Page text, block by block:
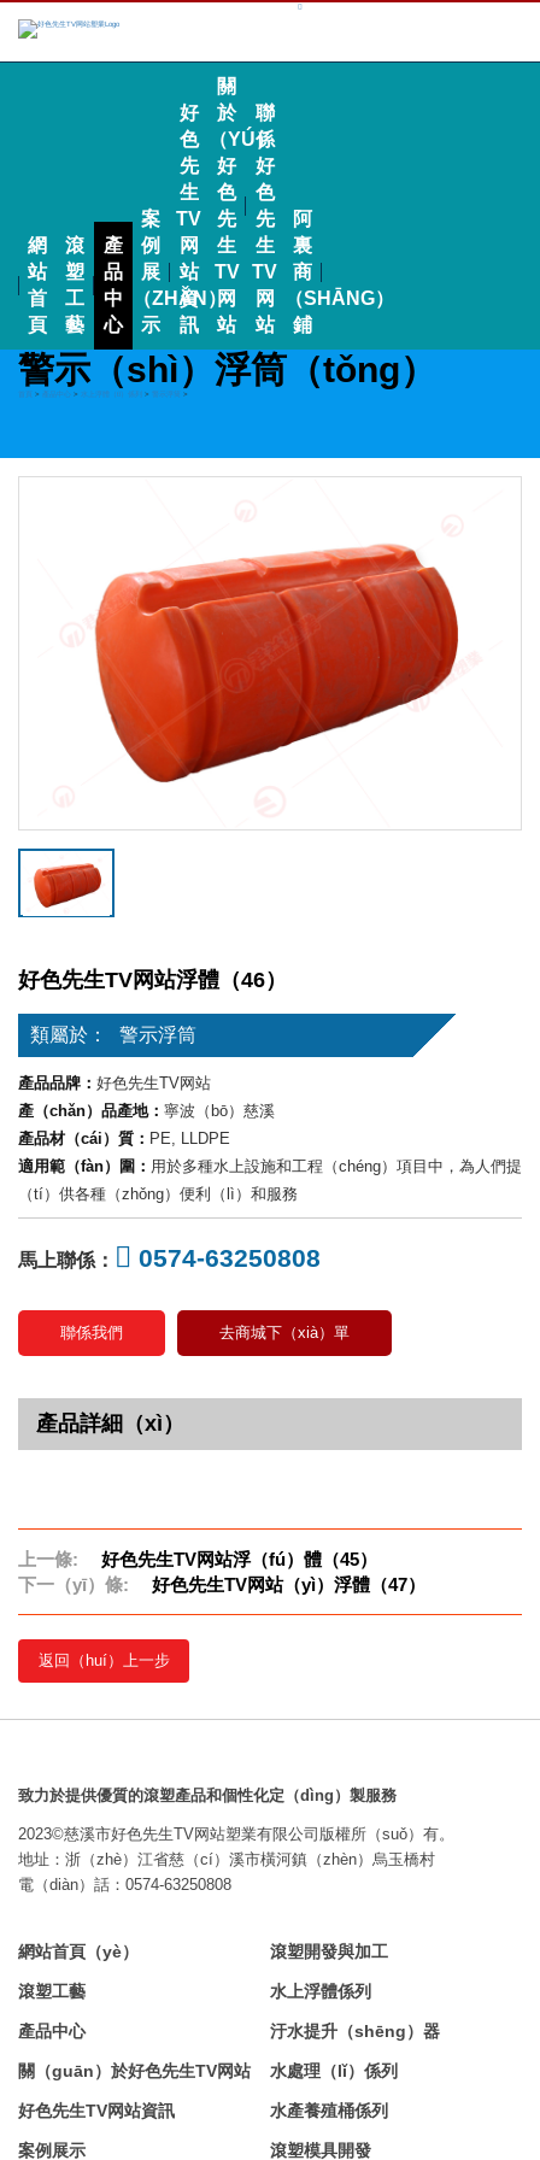
網
站
首
頁
滾
塑
工
藝
產
品
中
心
案
例
展
（ZHǍN）
示
好
色
先
生
TV
网
站
資
訊
關
於
（YÚ）
好
色
先
生
TV
网
站
聯
係
好
色
先
生
TV
网
站
阿
裏
商
（SHĀNG）
鋪
警示（shì）浮筒（tǒng）
首頁 > 產品中心 > 水上浮體（tǐ）係列 > 警示浮筒 >
好色先生TV网站浮體（46）
類屬於： 警示浮筒
產品品牌： 好色先生TV网站
產（chǎn）品產地： 寧波（bō）慈溪
產品材（cái）質： PE, LLDPE
適用範（fàn）圍： 用於多種水上設施和工程（chéng）項目中，為人們提
（tí）供各種（zhǒng）便利（lì）和服務
馬上聯係： 0574-63250808
聯係我們 去商城下（xià）單
產品詳細（xì）
上一條:
好色先生TV网站浮（fú）體（45）
下一（yī）條:
好色先生TV网站（yì）浮體（47）
返回（huí）上一步
致力於提供優質的滾塑產品和個性化定（dìng）製服務
2023©慈溪市好色先生TV网站塑業有限公司版權所（suǒ）有。
地址：浙（zhè）江省慈（cí）溪市橫河鎮（zhèn）烏玉橋村
電（diàn）話：0574-63250808
網站首頁（yè）
滾塑工藝
產品中心
關（guān）於好色先生TV网站
好色先生TV网站資訊
案例展示
滾塑開發與加工
水上浮體係列
汙水提升（shēng）器
水處理（lǐ）係列
水產養殖桶係列
滾塑模具開發